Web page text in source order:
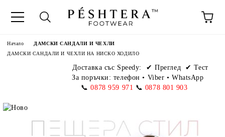
Начало
ДАМСКИ САНДАЛИ И ЧЕХЛИ
ДАМСКИ САНДАЛИ И ЧЕХЛИ НА НИСКО ХОДИЛО
Доставка със Speedy:
✔ Преглед ✔ Тест
За поръчки: телефон• Viber • WhatsApp
📞 0878 959 971 📞 0878 801 903